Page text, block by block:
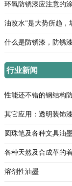
环氧防锈漆应注意的
油改水”是大势所趋，
什么是防锈漆，防锈
行业新闻
性能还不错的钢结构
其它应用：透明装饰
圆珠笔及各种文具油
各种天然及合成革的
溶剂性油墨